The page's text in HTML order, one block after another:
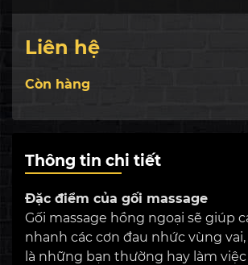
Liên hệ
Còn hàng
Thông tin chi tiết
Đặc điểm của gối massage
Gối massage hồng ngoại sẽ giúp
nhanh các cơn đau nhức vùng
là những bạn thường hay làm